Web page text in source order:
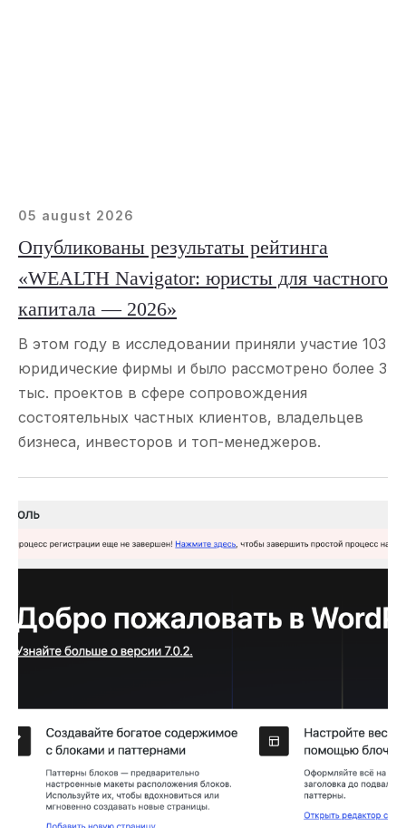
05 august 2026
Опубликованы результаты рейтинга
«WEALTH Navigator: юристы для частного
капитала — 2026»
В этом году в исследовании приняли участие 103
юридические фирмы и было рассмотрено более 3
тыс. проектов в сфере сопровождения
состоятельных частных клиентов, владельцев
бизнеса, инвесторов и топ-менеджеров.